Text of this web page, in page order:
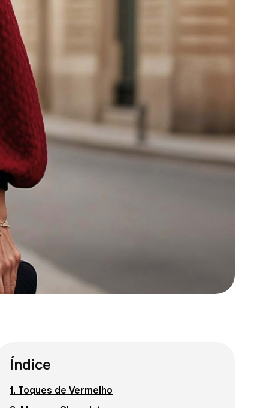
Índice
1. Toques de Vermelho